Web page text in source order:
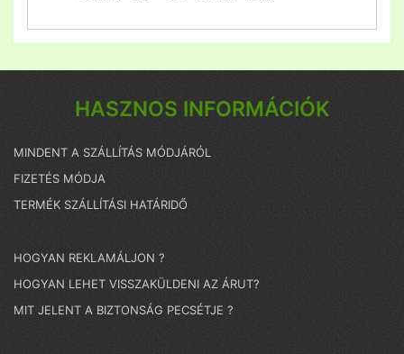
HASZNOS INFORMÁCIÓK
MINDENT A SZÁLLÍTÁS MÓDJÁRÓL
FIZETÉS MÓDJA
TERMÉK SZÁLLÍTÁSI HATÁRIDŐ
HOGYAN REKLAMÁLJON ?
HOGYAN LEHET VISSZAKÜLDENI AZ ÁRUT?
MIT JELENT A BIZTONSÁG PECSÉTJE ?